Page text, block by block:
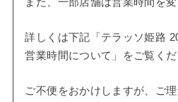
また、一部店舗は営業時間を変
詳しくは下記「テラッソ姫路
営業時間について」をご覧くだ
ご不便をおかけしますが、ご